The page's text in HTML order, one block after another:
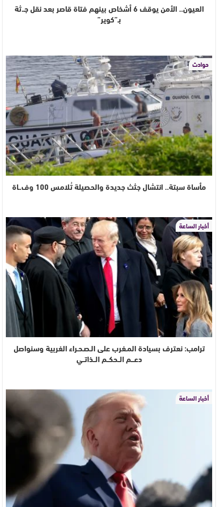
العيون.. الأمن يوقف 6 أشخاص بينهم فتاة قاصر بعد نقل جـ.ثة
بـ”كوير”
حوادث
مأساة سبتة.. انتشال جثث جديدة والحصيلة تُلامس 100 وف.ـاة
أخبار الساعة
ترامب: نعترف بسيادة المـغرب على الـصـحـراء الغربية وسنواصل
دعـــم الــحكــم الــذاتــي
أخبار الساعة